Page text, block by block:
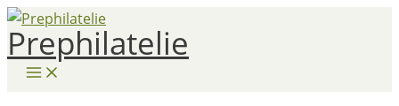
Zum
Inhalt
springen
Prephilatelie